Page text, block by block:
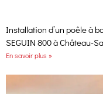
Installation d’un poêle à
SEGUIN 800 à Château-
En savoir plus »